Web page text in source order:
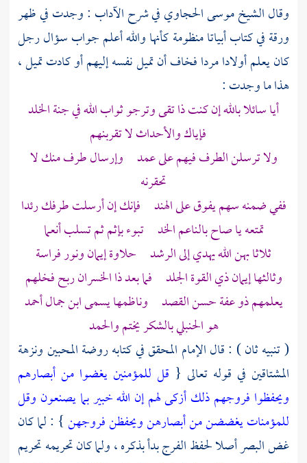
وقال الشيخموسى الحجاويفي شرح الآداب : وجدت في ظهر
ورقة في كتاب أبياتا منظومة كأنها والله أعلم جواب سؤال رجل
كان يعلم أولادا مردا فخاف أن تميل نفسه إليهم أو كادت تميل ،
هذا ما وجدت :
أيا سائلا بالله إن كنت ذا تقى وترجو ثواب الله في جنة الخلد
فإياك والأحداث لا تقربنهم
ولا ترسلن الطرف فيهم على عمد وإرسال طرف منك لا
تحقرنه
ففي ضمنه سهم يفوق علىالهند فإنك إن أرسلت طرفك رئدا
تمتعه يا صاح بالناعم الخد تبوء بإثم ثم تسلب أنعما
ثلاثا بهن الله يهدي إلى الرشد حلاوة إيمان ونور فراسة
وثالثها إيمان ذي القوة الجلد فما بعد ذا الخسران ربح فخلهم
يعلمهم ذو عفة حسن القصد وناظمها يسمىابن جمال أحمد
هو الحنبلي بالشكر يختم والحمد
( تنبيه ثان ) : قال الإمام المحقق في كتابه روضة المحبين ونزهة
المشتاقين في قوله تعالى { قل للمؤمنين يغضوا من أبصارهم
ويحفظوا فروجهم ذلك أزكى لهم إن الله خبير بما يصنعون وقل
للمؤمنات يغضضن من أبصارهن ويحفظن فروجهن} : لما كان
غض البصر أصلا لحفظ الفرج بدأ بذكره ، ولما كان تحريمه تحريم